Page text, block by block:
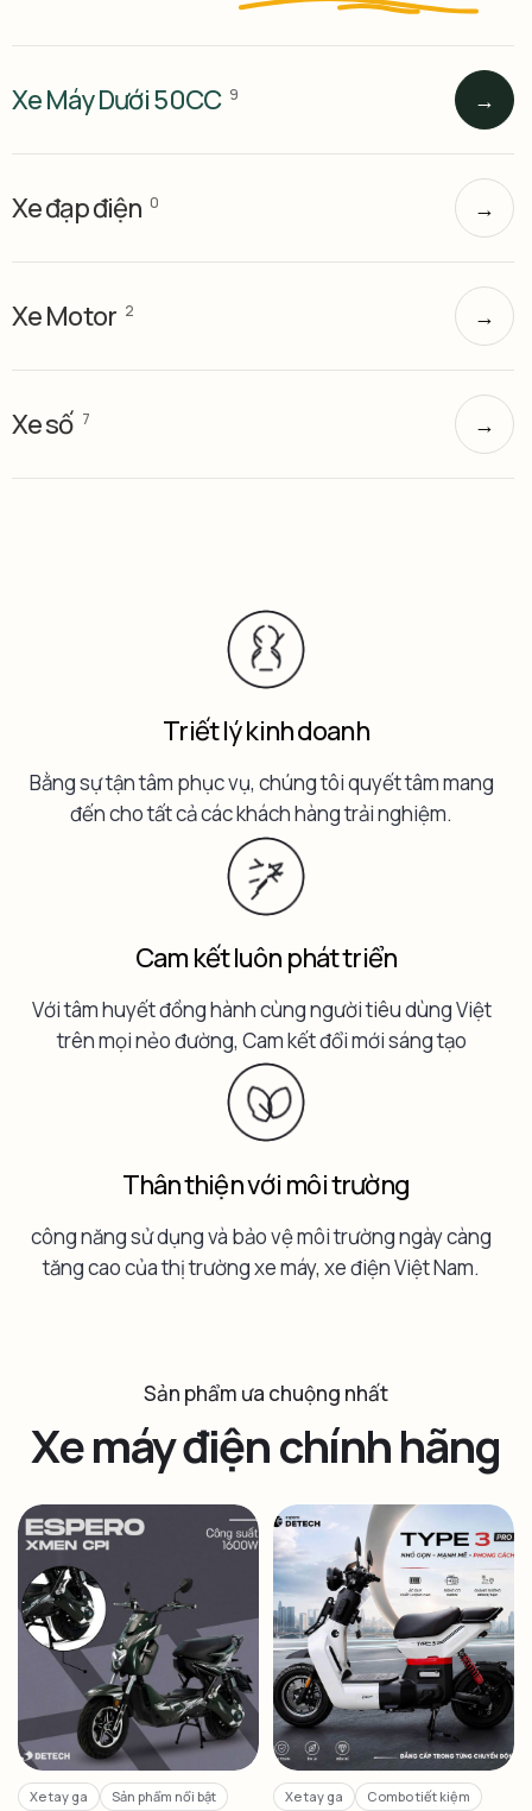
Xe Máy Dưới 50CC 9 →
Xe đạp điện 0 →
Xe Motor 2 →
Xe số 7 →
Triết lý kinh doanh
Bằng sự tận tâm phục vụ, chúng tôi quyết tâm mang
đến cho tất cả các khách hàng trải nghiệm.
Cam kết luôn phát triển
Với tâm huyết đồng hành cùng người tiêu dùng Việt
trên mọi nẻo đường, Cam kết đổi mới sáng tạo
Thân thiện với môi trường
công năng sử dụng và bảo vệ môi trường ngày càng
tăng cao của thị trường xe máy, xe điện Việt Nam.
Sản phẩm ưa chuộng nhất
Xe máy điện chính hãng
Xe tay ga Sản phẩm nổi bật Xe tay ga Combo tiết kiệm